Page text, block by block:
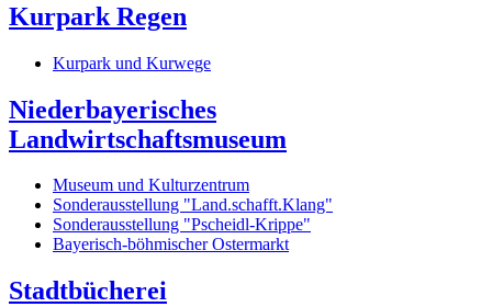
Kurpark Regen
Kurpark und Kurwege
Niederbayerisches
Landwirtschaftsmuseum
Museum und Kulturzentrum
Sonderausstellung "Land.schafft.Klang"
Sonderausstellung "Pscheidl-Krippe"
Bayerisch-böhmischer Ostermarkt
Stadtbücherei